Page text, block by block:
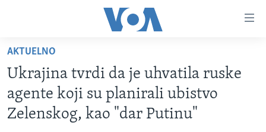
glavni
sadržaj
na
glavnu
TV PROGRAM
FOTOGRAFIJE DANA
AKTUELNO
Ukrajina tvrdi da je uhvatila ruske
agente koji su planirali ubistvo
Zelenskog, kao "dar Putinu"